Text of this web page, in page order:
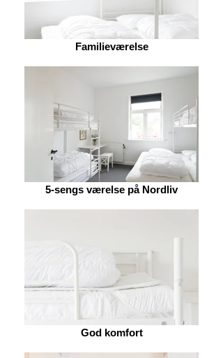
Familieværelse
5-sengs værelse på Nordliv
God komfort